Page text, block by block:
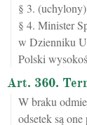
§ 3.
§ 4. Minister
w Dzienniku
Polski
Art. 360.
W braku
odsetek są one